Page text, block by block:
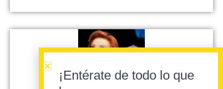
¡Entérate de todo lo que